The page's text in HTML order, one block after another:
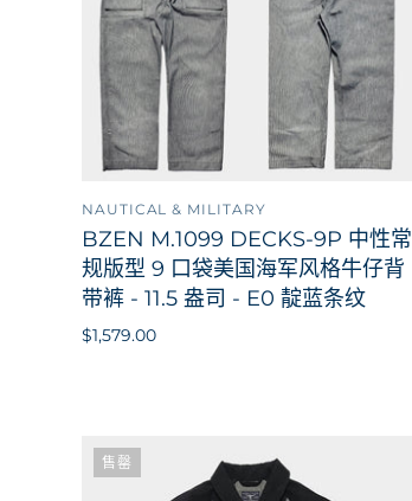
NAUTICAL & MILITARY
BZEN M.1099 DECKS-9P 中性常
规版型 9 口袋美国海军风格牛仔背
带裤 - 11.5 盎司 - E0 靛蓝条纹
$1,579.00
售罄